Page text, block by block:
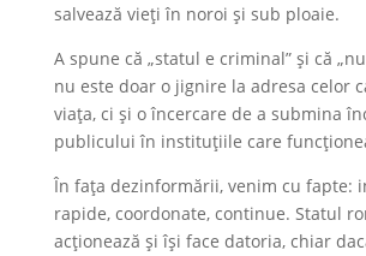
salvează vieți în noroi și sub ploaie.
A spune că „statul e criminal” și că
nu este doar o jignire la adresa celor
viața, ci și o încercare de a submina
publicului în instituțiile care
În fața dezinformării, venim cu fapte:
rapide, coordonate, continue. Statul
acționează și își face datoria, chiar